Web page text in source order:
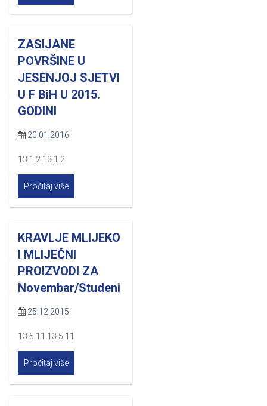
ZASIJANE
POVRŠINE U
JESENJOJ SJETVI
U F BiH U 2015.
GODINI
20.01.2016
13.1.2 13.1.2
Pročitaj više
KRAVLJE MLIJEKO
I MLIJEČNI
PROIZVODI ZA
Novembar/Studeni
25.12.2015
13.5.11 13.5.11
Pročitaj više